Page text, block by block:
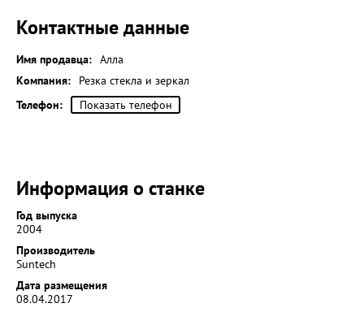
Контактные данные
Имя продавца: Алла
Компания:
Резка стекла и зеркал
Телефон:
Показать телефон
Информация о станке
Год выпуска
2004
Производитель
Suntech
Дата размещения
08.04.2017